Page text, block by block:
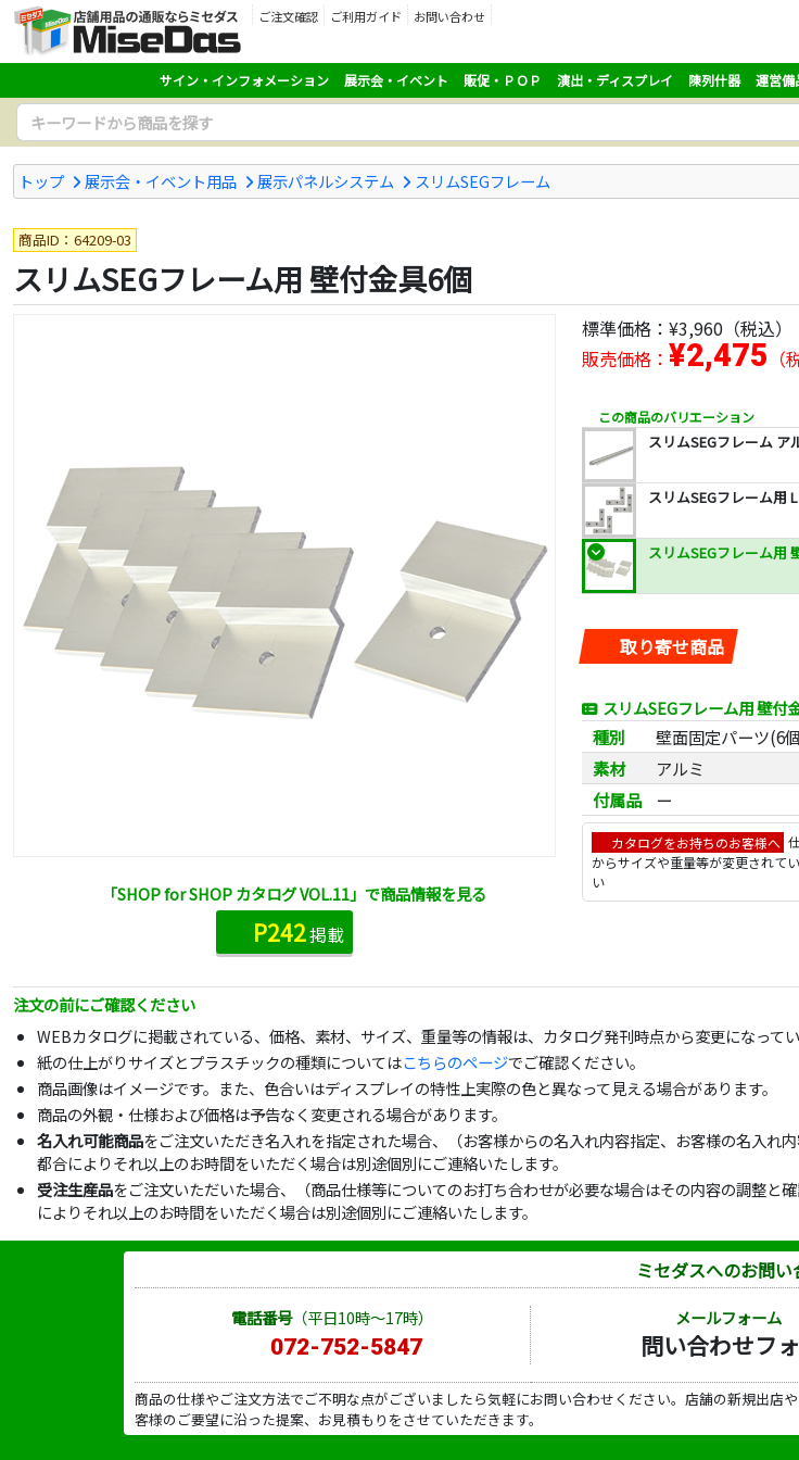
ご注文確認 ご利用ガイド
お問い合わせ
サイン・インフォメーション 展示会・イベント 販促・ＰＯＰ 演出・ディスプレイ 陳列什器 運営備
トップ 展示会・イベント用品 展示パネルシステム スリムSEGフレーム
商品ID：64209-03
スリムSEGフレーム用 壁付金具6個
標準価格： ¥3,960 （税込）
販売価格： ¥2,475
この商品のバリエーション
スリムSEGフレーム ア
スリムSEGフレーム用
スリムSEGフレーム用
取り寄せ商品
スリムSEGフレーム用 壁付
種別
壁面固定パーツ(6
素材
アルミ
付属品
ー
カタログをお持ちのお客様へ
からサイズや重量等が変更されて
い
「SHOP for SHOP カタログ VOL.11」で商品情報を見る
P242掲載
注文の前にご確認ください
WEBカタログに掲載されている、価格、素材、サイズ、重量等の情報は、カタログ発刊時点から変更になって
紙の仕上がりサイズとプラスチックの種類についてはこちらのページでご確認ください。
商品画像はイメージです。また、色合いはディスプレイの特性上実際の色と異なって見える場合があります。
商品の外観・仕様および価格は予告なく変更される場合があります。
名入れ可能商品をご注文いただき名入れを指定された場合、（お客様からの名入れ内容指定、お客様の名入れ
都合によりそれ以上のお時間をいただく場合は別途個別にご連絡いたします。
受注生産品をご注文いただいた場合、（商品仕様等についてのお打ち合わせが必要な場合はその内容の調整
によりそれ以上のお時間をいただく場合は別途個別にご連絡いたします。
ミセダスへのお問い
電話番号（平日10時～17時）
072-752-5847
メールフォーム
問い合わせフ
商品の仕様やご注文方法でご不明な点がございましたら気軽にお問い合わせください。店舗の新規出店
客様のご要望に沿った提案、お見積もりをさせていただきます。